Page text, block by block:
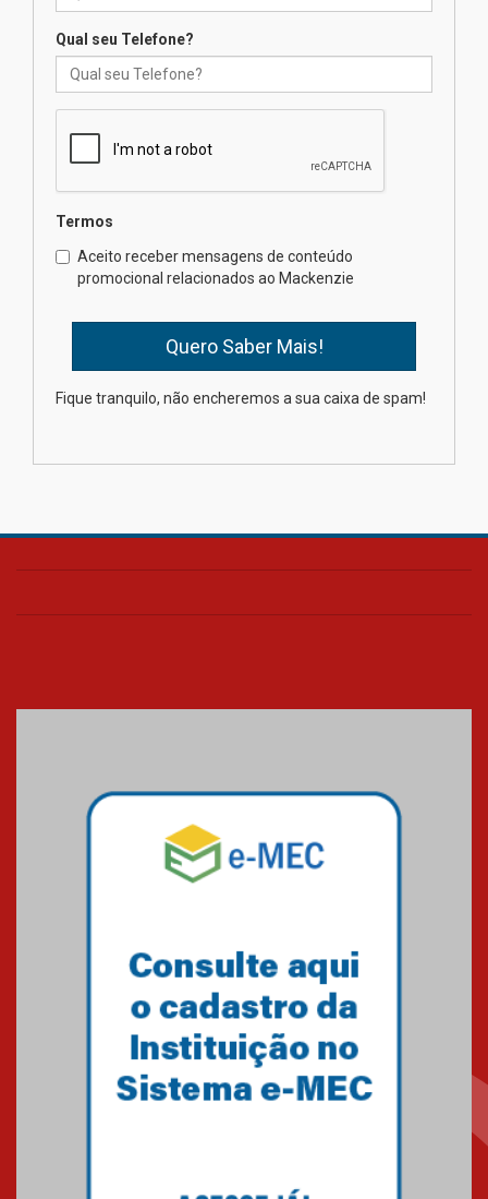
calouros do segundo semestre
04.08.2026
Brasília prepara seus
estudantes para o PAS antes
mesmo do Ensino Médio
na educação dos filhos além da
Qual seu Telefone?
Termos
Aceito receber mensagens de conteúdo
promocional relacionados ao Mackenzie
Fique tranquilo, não encheremos a sua caixa de spam!